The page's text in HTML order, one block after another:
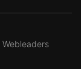
Webleaders